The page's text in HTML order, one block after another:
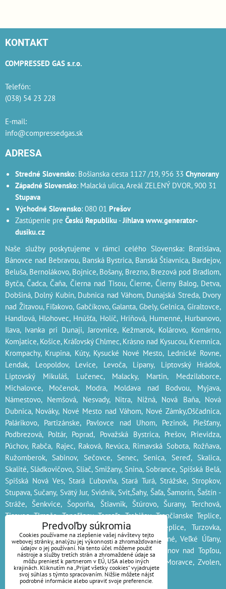
KONTAKT
COMPRESSED GAS s.r.o.
Telefón:
(038) 54 23 228
E-mail:
info@compressedgas.sk
ADRESA
Stredné Slovensko: Bošianska cesta 1127 /19, 956 33 Chynorany
Západné Slovensko: Malacká ulica, Areál ZELENÝ DVOR, 900 31
Stupava
Východné Slovensko: 080 01 Prešov
Zastúpenie pre Českú Republiku -Jihlava www.generator-
dusiku.cz
Naše služby poskytujeme v rámci celého Slovenska: Bratislava,
Bánovce nad Bebravou, Banská Bystrica, Banská Štiavnica, Bardejov,
Beluša, Bernolákovo, Bojnice, Bošany, Brezno, Brezová pod Bradlom,
Bytča, Čadca, Čaňa, Čierna nad Tisou, Čierne, Čierny Balog, Detva,
Dobšiná, Dolný Kubín, Dubnica nad Váhom, Dunajská Streda, Dvory
nad Žitavou, Fiľakovo, Gabčíkovo, Galanta, Gbely, Gelnica, Giraltovce,
Handlová, Hlohovec, Hnúšťa, Holíč, Hriňová, Humenné, Hurbanovo,
Ilava, Ivanka pri Dunaji, Jarovnice, Kežmarok, Kolárovo, Komárno,
Komjatice, Košice, Kráľovský Chlmec, Krásno nad Kysucou, Kremnica,
Krompachy, Krupina, Kúty, Kysucké Nové Mesto, Lednické Rovne,
Lendak, Leopoldov, Levice, Levoča, Lipany, Liptovský Hrádok,
Liptovský Mikuláš, Lučenec, Malacky, Martin, Medzilaborce,
Michalovce, Močenok, Modra, Moldava nad Bodvou, Myjava,
Námestovo, Nemšová, Nesvady, Nitra, Nižná, Nová Baňa, Nová
Dubnica, Nováky, Nové Mesto nad Váhom, Nové Zámky,Oščadnica,
Palárikovo, Partizánske, Pavlovce nad Uhom, Pezinok, Piešťany,
Podbrezová, Poltár, Poprad, Považská Bystrica, Prešov, Prievidza,
Púchov, Rabča, Rajec, Raková, Revúca, Rimavská Sobota, Rožňava,
Ružomberok, Sabinov, Sečovce, Senec, Senica, Sereď, Skalica,
Skalité, Sládkovičovo, Sliač, Smižany, Snina, Sobrance, Spišská Belá,
Spišská Nová Ves, Stará Ľubovňa, Stará Turá, Strážske, Stropkov,
Stupava, Sučany, Svätý Jur, Svidník, Svit,Šahy, Šaľa, Šamorín, Šaštín -
Stráže, Šenkvice, Šoporňa, Štiavnik, Štúrovo, Šurany, Terchová,
Tisovec, Tlmače, Topoľčany, Tornaľa, Trebišov, Trenčianske Teplice,
Trenčín, Trnava, Trstená, Turany, Turčianske Teplice, Turzovka,
Tvrdošín, Tvrdošovce, Veľké Kapušany, Veľké Rovné, Veľké Úľany,
Veľký Krtíš, Veľký Meder, Veľký Šariš, Vráble, Vranov nad Topľou,
Vrbové, Vrútky, Vysoké Tatry, Zákamenné, Zlaté Moravce, Zvolen,
Žarnovica, Želiezovce, Žiar nad Hronom, Žilina
Predvoľby súkromia
Cookies používame na zlepšenie vašej návštevy tejto
webovej stránky, analýzu jej výkonnosti a zhromažďovanie
údajov o jej používaní. Na tento účel môžeme použiť
nástroje a služby tretích strán a zhromaždené údaje sa
môžu preniesť k partnerom v EÚ, USA alebo iných
krajinách. Kliknutím na „Prijať všetky cookies“ vyjadrujete
svoj súhlas s týmto spracovaním. Nižšie môžete nájsť
podrobné informácie alebo upraviť svoje preferencie.